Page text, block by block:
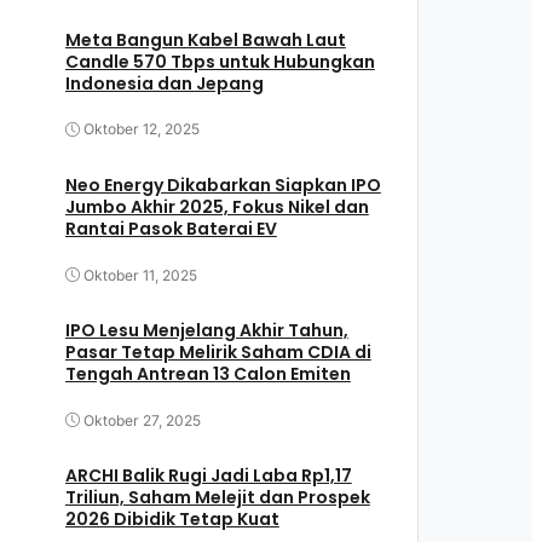
Meta Bangun Kabel Bawah Laut
Candle 570 Tbps untuk Hubungkan
Indonesia dan Jepang
Oktober 12, 2025
Neo Energy Dikabarkan Siapkan IPO
Jumbo Akhir 2025, Fokus Nikel dan
Rantai Pasok Baterai EV
Oktober 11, 2025
IPO Lesu Menjelang Akhir Tahun,
Pasar Tetap Melirik Saham CDIA di
Tengah Antrean 13 Calon Emiten
Oktober 27, 2025
ARCHI Balik Rugi Jadi Laba Rp1,17
Triliun, Saham Melejit dan Prospek
2026 Dibidik Tetap Kuat